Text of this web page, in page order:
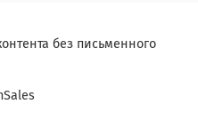
без письменного